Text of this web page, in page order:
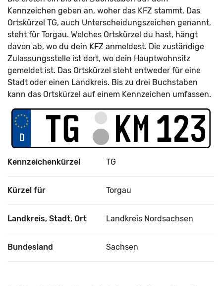
Kennzeichen geben an, woher das KFZ stammt. Das
Ortskürzel TG, auch Unterscheidungszeichen genannt,
steht für Torgau. Welches Ortskürzel du hast, hängt
davon ab, wo du dein KFZ anmeldest. Die zuständige
Zulassungsstelle ist dort, wo dein Hauptwohnsitz
gemeldet ist. Das Ortskürzel steht entweder für eine
Stadt oder einen Landkreis. Bis zu drei Buchstaben
kann das Ortskürzel auf einem Kennzeichen umfassen.
Kennzeichenkürzel TG
Kürzel für Torgau
Landkreis, Stadt, Ort Landkreis Nordsachsen
Bundesland Sachsen